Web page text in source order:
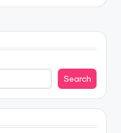
Search